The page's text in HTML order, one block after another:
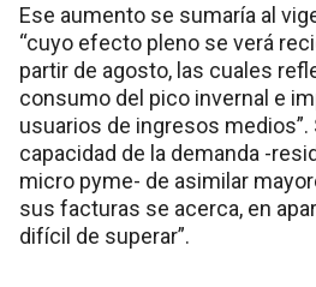
Ese aumento se sumaría al
“cuyo efecto pleno se verá
partir de agosto, las cuales
consumo del pico invernal e
usuarios de ingresos medios”.
capacidad de la demanda -
micro pyme- de asimilar
sus facturas se acerca, en
difícil de superar”.